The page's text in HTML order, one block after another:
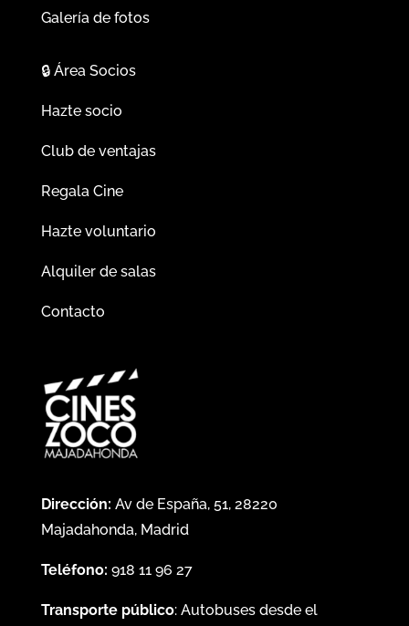
Galería de fotos
🔒Área Socios
Hazte socio
Club de ventajas
Regala Cine
Hazte voluntario
Alquiler de salas
Contacto
Dirección: Av de España, 51, 28220
Majadahonda, Madrid
Teléfono: 918 11 96 27
Transporte público: Autobuses desde el